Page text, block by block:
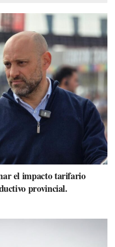
el impacto tarifario
provincial.